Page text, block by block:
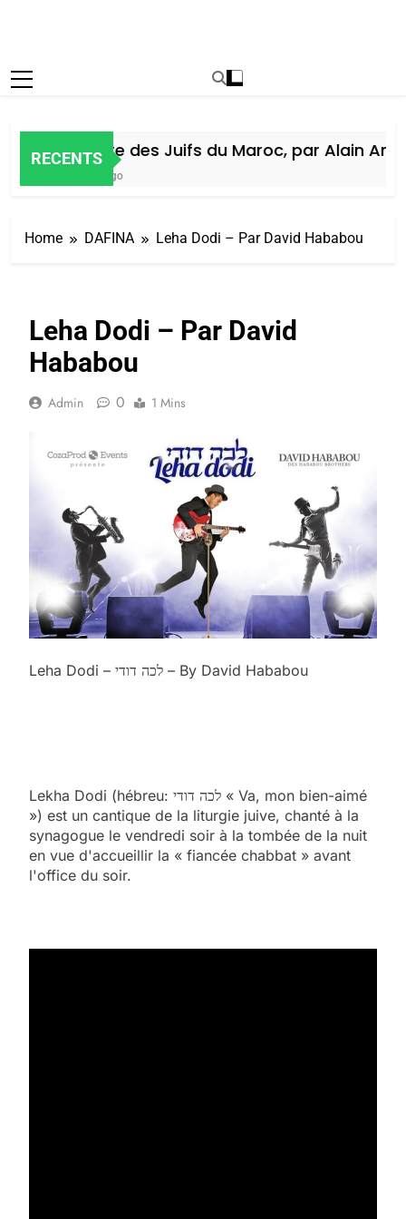
RECENTS
Histoire des Juifs du Maroc, par Alain Amiel
Home DAFINA Leha Dodi – Par David Hababou
Leha Dodi – Par David
Hababou
Admin 0 1 Mins
Leha Dodi – לכה דודי – By David Hababou
Lekha Dodi (hébreu: לכה דודי « Va, mon bien-aimé
») est un cantique de la liturgie juive, chanté à la
synagogue le vendredi soir à la tombée de la nuit
en vue d'accueillir la « fiancée chabbat » avant
l'office du soir.